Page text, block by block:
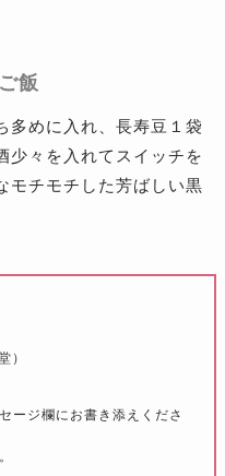
飯
多めに入れ、長寿豆１袋
少々を入れてスイッチを
モチモチした芳ばしい黒
）
ージ欄にお書き添えくださ